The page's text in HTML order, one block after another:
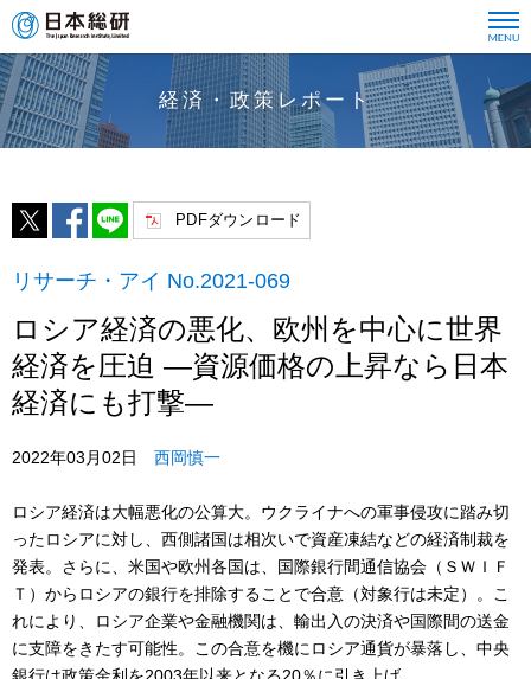
経済・政策レポート
PDFダウンロード
リサーチ・アイ No.2021-069
ロシア経済の悪化、欧州を中心に世界
経済を圧迫 ―資源価格の上昇なら日本
経済にも打撃―
2022年03月02日 西岡慎一
ロシア経済は大幅悪化の公算大。ウクライナへの軍事侵攻に踏み切
ったロシアに対し、西側諸国は相次いで資産凍結などの経済制裁を
発表。さらに、米国や欧州各国は、国際銀行間通信協会（ＳＷＩＦ
Ｔ）からロシアの銀行を排除することで合意（対象行は未定）。こ
れにより、ロシア企業や金融機関は、輸出入の決済や国際間の送金
に支障をきたす可能性。この合意を機にロシア通貨が暴落し、中央